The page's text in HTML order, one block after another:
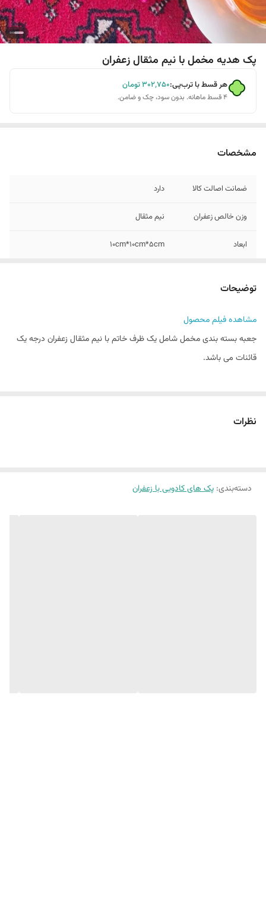
پک هدیه مخمل با نیم مثقال زعفران
هر قسط با ترب‌پی:۳۰۲٬۷۵۰تومان
۴ قسط ماهانه. بدون سود، چک و ضامن.
مشخصات
ضمانت اصالت کالا دارد
وزن خالص زعفران نیم مثقال
ابعاد 10cm*10cm*5cm
کسب اطلاعات بیشتر
توضیحات
مشاهده فیلم محصول
جعبه بسته بندی مخمل شامل یک ظرف خاتم با نیم مثقال زعفران درجه یک
قائنات می باشد.
نظرات
دسته‌بندی: پک های کادویی با زعفران